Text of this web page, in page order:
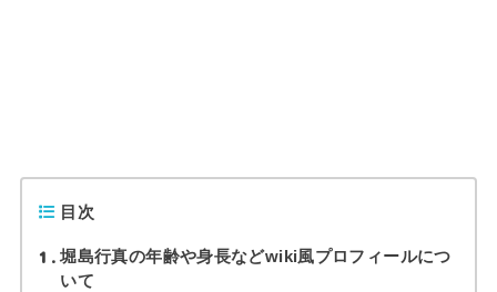
目次
1
堀島行真の年齢や身長などwiki風プロフィールにつ
いて